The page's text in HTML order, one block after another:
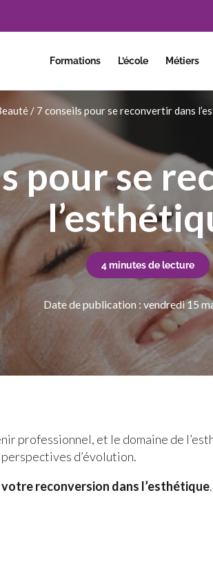
Formations L’école Métiers
/ 7 conseils pour se reconvertir dans
pour se
4 minutes de lecture
Date de publication : vendredi 15
professionnel, et le domaine de
d’évolution.
reconversion dans l’esthétique.